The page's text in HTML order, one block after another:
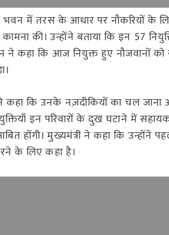
भवन में तरस के आधार पर नौकरियों के
की। उन्होंने बताया कि इन 57
ने कहा कि आज नियुक्त हुए नौजवानों को
कहा कि उनके नज़दीकियों का चल जाना
इन परिवारों के दुख घटाने में
होंगी। मुख्यमंत्री ने कहा कि उन्होंने
के लिए कहा है।